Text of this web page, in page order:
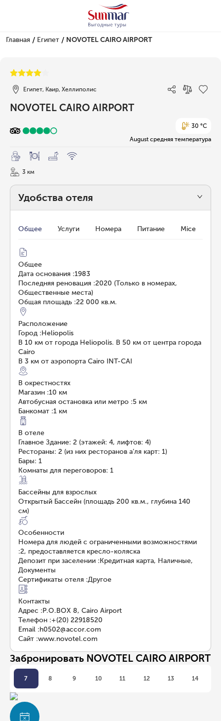
Главная / Египет / NOVOTEL CAIRO AIRPORT
Египет, Каир, Хеллиполис
NOVOTEL CAIRO AIRPORT
30 °C
August средняя температура
3 км
Удобства отеля
Общее Услуги Номера Питание Mice
Общее
Дата основания :1983
Последняя реновация :2020 (Только в номерах,
Общественные места)
Общая площадь :22 000 кв.м.
Расположение
Город :Heliopolis
В 10 км от города Heliopolis. В 50 км от центра города
Cairo
В 3 км от аэропорта Cairo INT-CAI
В окрестностях
Магазин :10 км
Автобусная остановка или метро :5 км
Банкомат :1 км
В отеле
Главное Здание: 2 (этажей: 4, лифтов: 4)
Рестораны: 2 (из них ресторанов а’ля карт: 1)
Бары: 1
Комнаты для переговоров: 1
Бассейны для взрослых
Открытый Бассейн (площадь 200 кв.м., глубина 140
см)
Особенности
Номера для людей с ограниченными возможностями
:2, предоставляется кресло-коляска
Депозит при заселении :Кредитная карта, Наличные,
Документы
Сертификаты отеля :Другое
Контакты
Адрес :P.O.BOX 8, Cairo Airport
Телефон :+(20) 22918520
Email :h0502@accor.com
Сайт :www.novotel.com
Забронировать NOVOTEL CAIRO AIRPORT
7 8 9 10 11 12 13 14